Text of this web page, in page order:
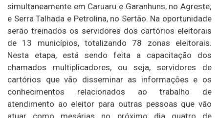
simultaneamente em Caruaru e Garanhuns, no Agreste;
e Serra Talhada e Petrolina, no Sertão. Na oportunidade
serão treinados os servidores dos cartórios eleitorais
de 13 municípios, totalizando 78 zonas eleitorais.
Nesta etapa, está sendo feita a capacitação dos
chamados multiplicadores, ou seja, servidores de
cartórios que vão disseminar as informações e os
conhecimentos relacionados ao trabalho de
atendimento ao eleitor para outras pessoas que vão